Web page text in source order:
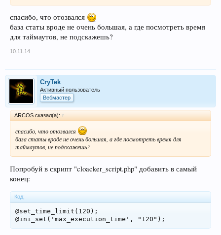
спасибо, что отозвался
база статы вроде не очень большая, а где посмотреть время
для таймаутов, не подскажешь?
10.11.14
CryTek
Активный пользователь
Вебмастер
ARCOS сказал(а): ↑
спасибо, что отозвался
база статы вроде не очень большая, а где посмотреть время для
таймаутов, не подскажешь?
Попробуй в скрипт "cloacker_script.php" добавить в самый
конец:
Код:
@set_time_limit(120);